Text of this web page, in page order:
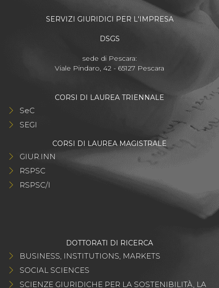
SERVIZI GIURIDICI PER L'IMPRESA
DSGS
sede di Pescara:
Viale Pindaro, 42 - 65127 Pescara
CORSI DI LAUREA TRIENNALE
SeC
SEGI
CORSI DI LAUREA MAGISTRALE
GIUR.INN
RSPSC
RSPSC/I
DOTTORATI DI RICERCA
BUSINESS, INSTITUTIONS, MARKETS
SOCIAL SCIENCES
SCIENZE GIURIDICHE PER LA SOSTENIBILITÀ, LA